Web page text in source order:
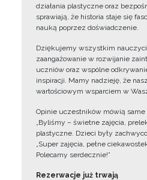
działania plastyczne oraz
sprawiają, że historia staje się
nauką poprzez doświadczenie.
Dziękujemy wszystkim
zaangażowanie w rozwijanie
uczniów oraz wspólne
inspiracji. Mamy nadzieję, że
wartościowym wsparciem w
Opinie uczestników mówią same
„Byliśmy – świetne zajęcia,
plastyczne. Dzieci były
„Super zajęcia, pełne
Polecamy serdecznie!”
Rezerwacje już trwają